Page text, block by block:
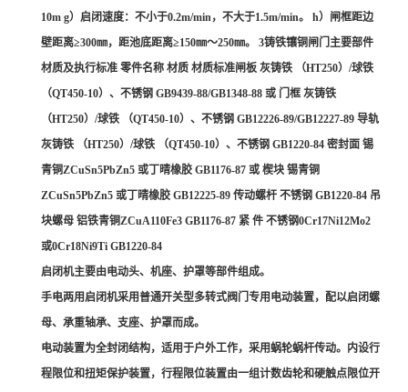
10m g）启闭速度：不小于0.2m/min，不大于1.5m/min。 h）闸框距边
壁距离≥300㎜，距池底距离≥150㎜～250㎜。 3铸铁镶铜闸门主要部件
材质及执行标准 零件名称 材质 材质标准闸板 灰铸铁 （HT250）/球铁
（QT450-10）、不锈钢 GB9439-88/GB1348-88 或 门框 灰铸铁
（HT250）/球铁 （QT450-10）、不锈钢 GB12226-89/GB12227-89 导轨
灰铸铁 （HT250）/球铁 （QT450-10）、不锈钢 GB1220-84 密封面 锡
青铜ZCuSn5PbZn5 或丁晴橡胶 GB1176-87 或 楔块 锡青铜
ZCuSn5PbZn5 或丁晴橡胶 GB12225-89 传动螺杆 不锈钢 GB1220-84 吊
块螺母 铝铁青铜ZCuA110Fe3 GB1176-87 紧 件 不锈钢0Cr17Ni12Mo2
或0Cr18Ni9Ti GB1220-84
启闭机主要由电动头、机座、护罩等部件组成。
手电两用启闭机采用普通开关型多转式阀门专用电动装置，配以启闭螺
母、承重轴承、支座、护罩而成。
电动装置为全封闭结构，适用于户外工作，采用蜗轮蜗杆传动。内设行
程限位和扭矩保护装置，行程限位装置由一组计数齿轮和硬触点限位开